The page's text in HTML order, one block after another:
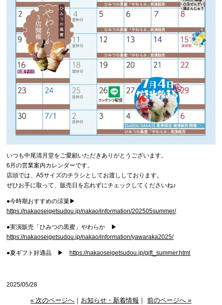
いつも中尾清月堂をご愛顧いただきありがとうございます。
6月の営業案内カレンダーです。
店頭では、A5サイズのチラシとしてお渡ししております。
ぜひお手に取って、販売日を忘れずにチェックしてくださいね♪
●今時期おすすめの涼菓▶
https://nakaoseigetsudou.jp/nakao/information/202505summer/
●実演販売「ひみつの黒蜜」やわらか ▶
https://nakaoseigetsudou.jp/nakao/information/yawaraka2025/
●夏ギフト好適品 ▶ https://nakaoseigetsudou.jp/gift_summer.html
2025/05/28
« 次のページへ ｜ お知らせ・新着情報 ｜前のページへ »